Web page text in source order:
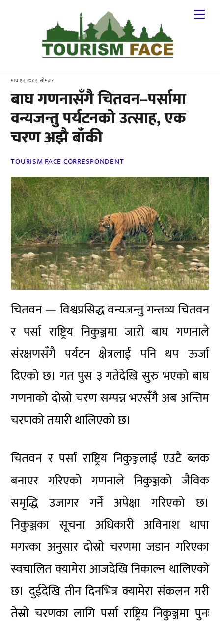
माघ १२,२०८२, सोमवार
बाघ गणनासँगै चितवन–पर्सामा
वन्यजन्तु पर्यटनको उत्साह, एक
चरण अझै बाँकी
TOURISM FACE CORRESPONDENT
चितवन — विश्वप्रसिद्ध वन्यजन्तु गन्तव्य चितवन
र पर्सा राष्ट्रिय निकुञ्जमा जारी बाघ गणनाले
संरक्षणसँगै पर्यटन क्षेत्रलाई पनि थप ऊर्जा
दिएको छ। गत पुस ३ गतेदेखि सुरु भएको बाघ
गणनाको दोस्रो चरण सम्पन्न भएसँगै अब अन्तिम
चरणको तयारी थालिएको छ।
चितवन र पर्सा राष्ट्रिय निकुञ्जलाई एउटै ब्लक
बनाएर गरिएको गणनाले निकुञ्जको जैविक
समृद्धि उजागर गर्ने अपेक्षा गरिएको छ।
निकुञ्जका सूचना अधिकारी अविनाश थापा
मगरका अनुसार दोस्रो चरणमा जडान गरिएका
स्वचालित क्यामेरा आजदेखि निकाल्न थालिएको
छ। दुईदेखि तीन दिनभित्र क्यामेरा संकलन गरी
तेस्रो चरणका लागि पर्सा राष्ट्रिय निकुञ्जमा पुनः